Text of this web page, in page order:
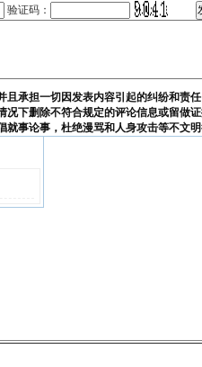
验证码：
且承担一切因发表内容引起的纠纷和责
况下删除不符合规定的评论信息或留做
就事论事，杜绝漫骂和人身攻击等不文